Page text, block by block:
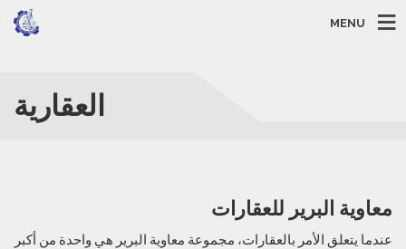
MENU
العقارية
معاوية البرير للعقارات
عندما يتعلق الأمر بالعقارات، مجموعة معاوية البرير هي واحدة من أكبر